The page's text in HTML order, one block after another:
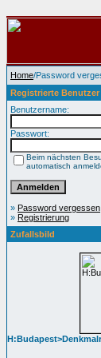
Home/Password
Registrierte Benutzer
Benutzername:
Passwort:
Beim nächsten
automatisch
» Password vergessen
» Registrierung
Zufallsbild